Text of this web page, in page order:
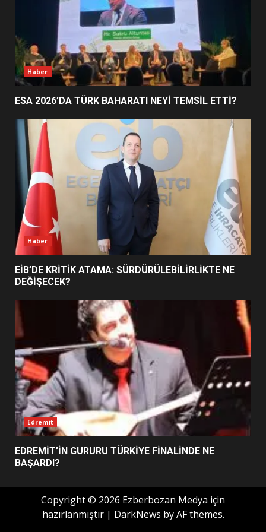
4
EDREMİT’İN GURURU TÜRKİYE
FİNALİNDE NE BAŞARDI?
5
UZATILDI: NE DEĞİŞTİ?
6
BURHANİYE SATRANÇ
TURNUVASI KAYITLARI NEYİ
DEĞİŞTİRİYOR?
BURHANİYE BELEDİYESPOR’DA
YENİ YÖNETİM NASIL
Haber
ESA 2026’DA TÜRK BAHARATI NEYİ TEMSİL ETTİ?
Haber
EİB’DE KRİTİK ATAMA: SÜRDÜRÜLEBİLİRLİKTE NE
DEĞİŞECEK?
Edremit
EDREMİT’İN GURURU TÜRKİYE FİNALİNDE NE
BAŞARDI?
Copyright © 2026 Ezberbozan Medya için
hazırlanmıştır | DarkNews by AF themes.